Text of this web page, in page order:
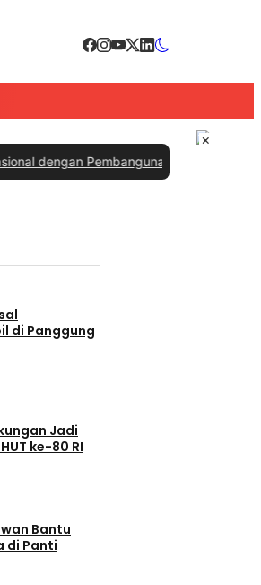
Pembangunan Daerah|#3 -
di Panggung
Jadi
ke-80 RI
Bantu
di Panti
×